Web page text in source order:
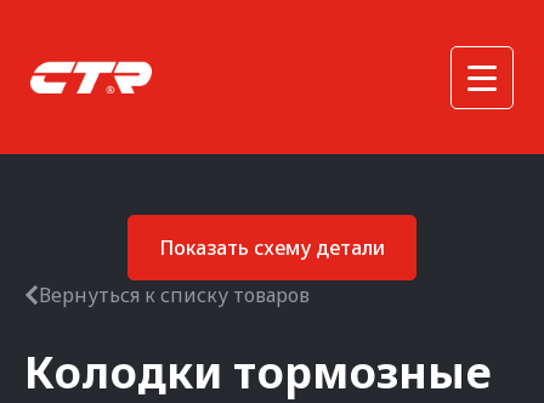
Показать схему детали
Вернуться к списку товаров
Колодки тормозные